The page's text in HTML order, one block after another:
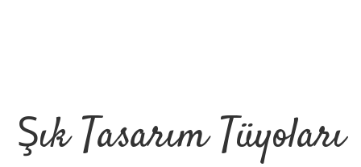
Şık Tasarım Tüyoları